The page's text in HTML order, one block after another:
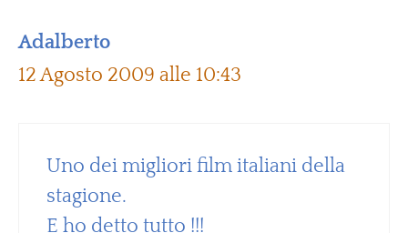
Adalberto
12 Agosto 2009 alle 10:43
Uno dei migliori film italiani della
stagione.
E ho detto tutto !!!